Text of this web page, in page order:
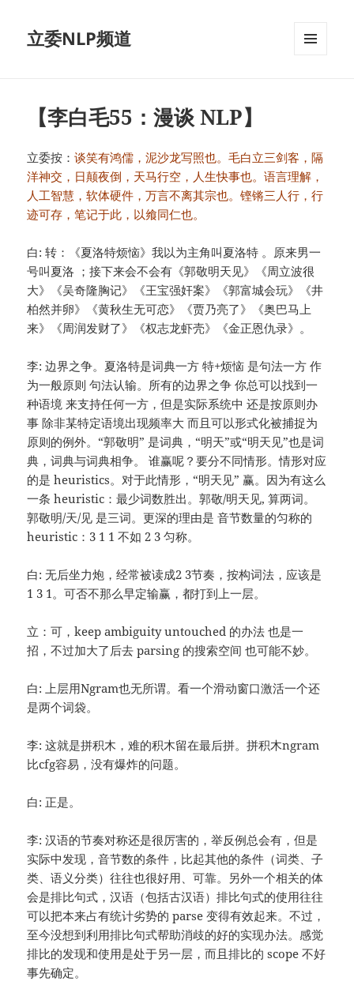
立委NLP频道
【李白毛55：漫谈 NLP】
立委按：谈笑有鸿儒，泥沙龙写照也。毛白立三剑客，隔
洋神交，日颠夜倒，天马行空，人生快事也。语言理解，
人工智慧，软体硬件，万言不离其宗也。铿锵三人行，行
迹可存，笔记于此，以飨同仁也。
白: 转：《夏洛特烦恼》我以为主角叫夏洛特 。原来男一
号叫夏洛 ；接下来会不会有《郭敬明天见》《周立波很
大》《吴奇隆胸记》《王宝强奸案》《郭富城会玩》《井
柏然并卵》《黄秋生无可恋》《贾乃亮了》《奥巴马上
来》《周润发财了》《权志龙虾壳》《金正恩仇录》。
李: 边界之争。夏洛特是词典一方 特+烦恼 是句法一方 作
为一般原则 句法认输。所有的边界之争 你总可以找到一
种语境 来支持任何一方，但是实际系统中 还是按原则办
事 除非某特定语境出现频率大 而且可以形式化被捕捉为
原则的例外。“郭敬明” 是词典，“明天”或“明天见”也是词
典，词典与词典相争。 谁赢呢？要分不同情形。情形对应
的是 heuristics。对于此情形，“明天见” 赢。因为有这么
一条 heuristic：最少词数胜出。郭敬/明天见, 算两词。
郭敬明/天/见 是三词。更深的理由是 音节数量的匀称的
heuristic：3 1 1 不如 2 3 匀称。
白: 无后坐力炮，经常被读成2 3节奏，按构词法，应该是
1 3 1。可否不那么早定输赢，都打到上一层。
立：可，keep ambiguity untouched 的办法 也是一
招，不过加大了后去 parsing 的搜索空间 也可能不妙。
白: 上层用Ngram也无所谓。看一个滑动窗口激活一个还
是两个词袋。
李: 这就是拼积木，难的积木留在最后拼。拼积木ngram
比cfg容易，没有爆炸的问题。
白: 正是。
李: 汉语的节奏对称还是很厉害的，举反例总会有，但是
实际中发现，音节数的条件，比起其他的条件（词类、子
类、语义分类）往往也很好用、可靠。另外一个相关的体
会是排比句式，汉语（包括古汉语）排比句式的使用往往
可以把本来占有统计劣势的 parse 变得有效起来。不过，
至今没想到利用排比句式帮助消歧的好的实现办法。感觉
排比的发现和使用是处于另一层，而且排比的 scope 不好
事先确定。